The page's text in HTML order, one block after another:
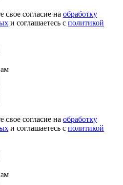
согласие на обработку
и соглашаетесь с политикой
согласие на обработку
и соглашаетесь с политикой